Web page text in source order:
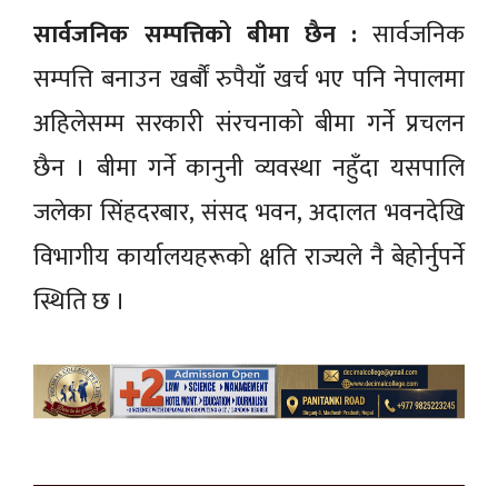
सार्वजनिक सम्पत्तिको बीमा छैन : सार्वजनिक
सम्पत्ति बनाउन खर्बौं रुपैयाँ खर्च भए पनि नेपालमा
अहिलेसम्म सरकारी संरचनाको बीमा गर्ने प्रचलन
छैन । बीमा गर्ने कानुनी व्यवस्था नहुँदा यसपालि
जलेका सिंहदरबार, संसद भवन, अदालत भवनदेखि
विभागीय कार्यालयहरूको क्षति राज्यले नै बेहोर्नुपर्ने
स्थिति छ ।